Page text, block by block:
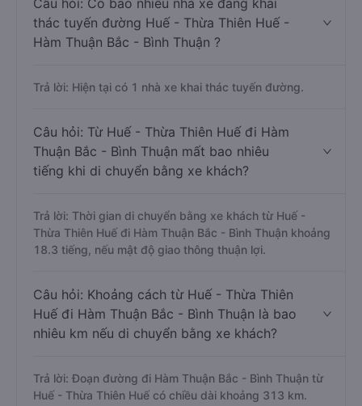
Câu hỏi: Có bao nhiêu nhà xe đang khai
thác tuyến đường Huế - Thừa Thiên Huế -
Hàm Thuận Bắc - Bình Thuận ?
Trả lời: Hiện tại có 1 nhà xe khai thác tuyến đường.
Câu hỏi: Từ Huế - Thừa Thiên Huế đi Hàm
Thuận Bắc - Bình Thuận mất bao nhiêu
tiếng khi di chuyển bằng xe khách?
Trả lời: Thời gian di chuyển bằng xe khách từ Huế -
Thừa Thiên Huế đi Hàm Thuận Bắc - Bình Thuận khoảng
18.3 tiếng, nếu mật độ giao thông thuận lợi.
Câu hỏi: Khoảng cách từ Huế - Thừa Thiên
Huế đi Hàm Thuận Bắc - Bình Thuận là bao
nhiêu km nếu di chuyển bằng xe khách?
Trả lời: Đoạn đường đi Hàm Thuận Bắc - Bình Thuận từ
Huế - Thừa Thiên Huế có chiều dài khoảng 313 km.